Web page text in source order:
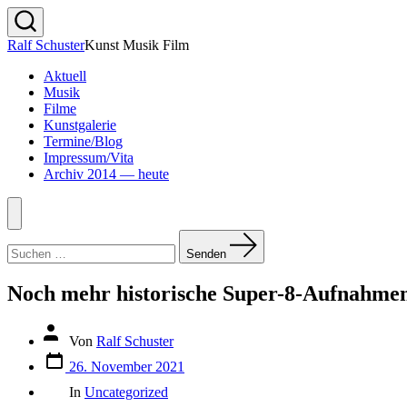
Zum
Inhalt
springen
Suche
ein-/ausblenden
Ralf SchusterKunst Musik Film
Aktuell
Musik
Filme
Kunstgalerie
Termine/Blog
Impressum/Vita
Archiv 2014 — heute
Menü
nach:
Senden
Noch mehr historische Super-8-
Beitragsautor
Von Ralf Schuster
Veröffentlichungsdatum
26. November 2021
In Uncategorized